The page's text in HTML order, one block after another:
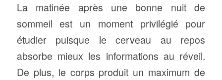
La matinée après une bonne nuit de
sommeil est un moment privilégié pour
étudier puisque le cerveau au repos
absorbe mieux les informations au réveil.
De plus, le corps produit un maximum de